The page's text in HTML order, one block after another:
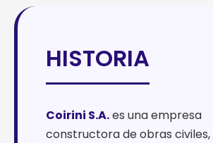
HISTORIA
Coirini S.A.es una empresa
constructora de obras civiles,